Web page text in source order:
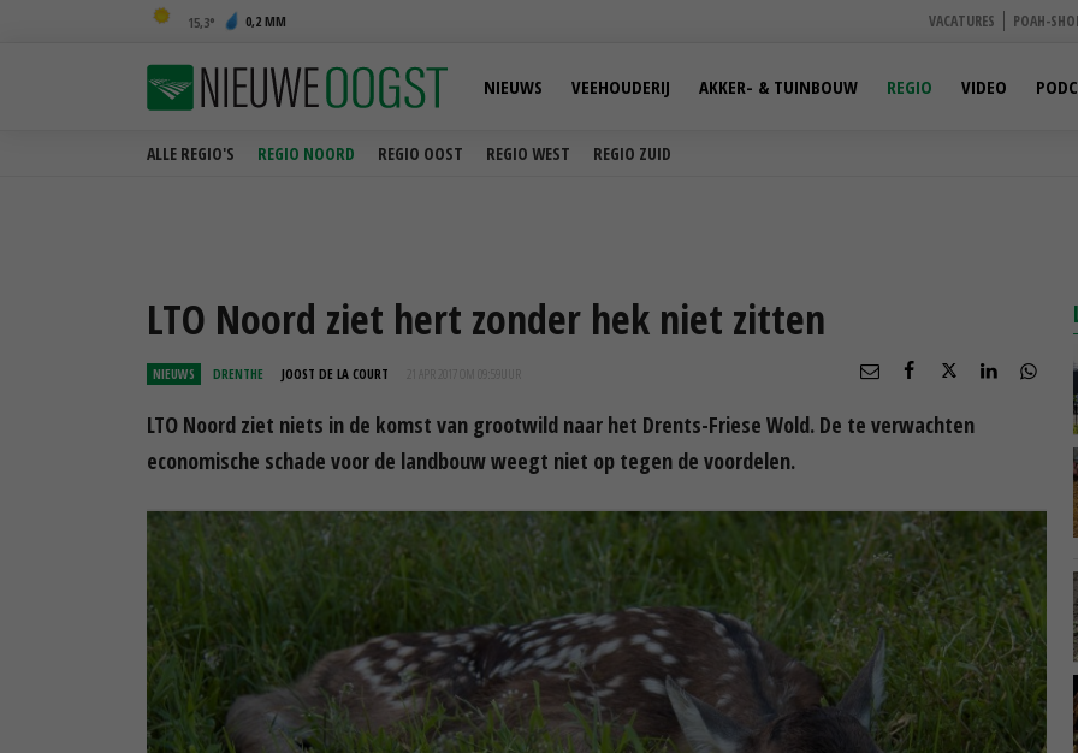
15,3 0,2 MM VACATURES POAH-
ALLE REGIO'S REGIO NOORD REGIO OOST REGIO WEST REGIO ZUID
NIEUWS VEEHOUDERIJ AKKER- & TUINBOUW REGIO VIDEO
LTO Noord ziet hert zonder hek niet zitten
NIEUWS DRENTHE JOOST DE LA COURT 21 APR 2017 OM 09:59
LTO Noord ziet niets in de komst van grootwild naar het Drents-Friese Wold. De te verwachten
economische schade voor de landbouw weegt niet op tegen de voordelen.